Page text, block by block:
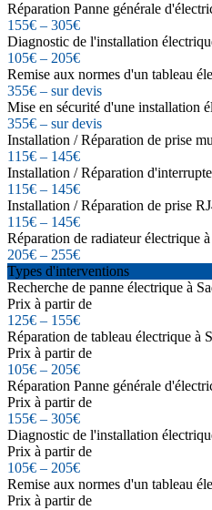
Réparation Panne générale
155€ – 305€
Diagnostic de l'installation
105€ – 205€
Remise aux normes d'un tableau
355€ – sur devis
Mise en sécurité d'une installation
355€ – sur devis
Installation / Réparation de prise
115€ – 145€
Installation / Réparation
115€ – 145€
Installation / Réparation de prise
115€ – 145€
Réparation de radiateur électrique
205€ – 255€
Types d'interventions
Recherche de panne électrique à
Prix à partir de
125€ – 155€
Réparation de tableau électrique à
Prix à partir de
105€ – 205€
Réparation Panne générale
Prix à partir de
155€ – 305€
Diagnostic de l'installation
Prix à partir de
105€ – 205€
Remise aux normes d'un tableau
Prix à partir de